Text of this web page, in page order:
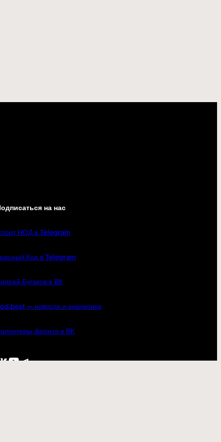
на нас
НОД в Telegram
Код в Telegram
Бугаков в ВК
— новости и аналитика
фронта в ВК
YouTube Telegram